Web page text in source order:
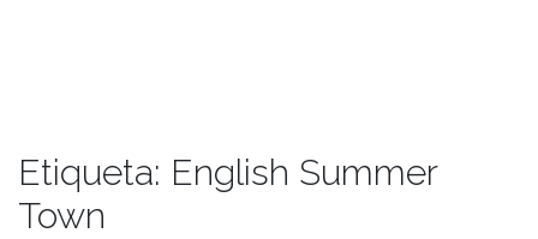
Etiqueta: English Summer
Town